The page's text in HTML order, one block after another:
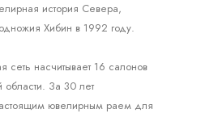
история Севера,
Хибин в 1992 году.
насчитывает 16 салонов
За 30 лет
ювелирным раем для